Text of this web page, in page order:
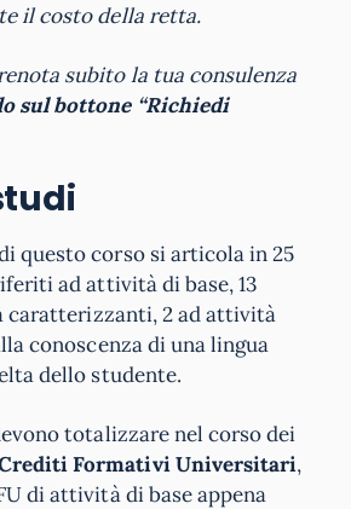
il costo della retta.
subito la tua consulenza
sul bottone “Richiedi
questo corso si articola in 25
ad attività di base, 13
2 ad attività
conoscenza di una lingua
dello studente.
totalizzare nel corso dei
Formativi Universitari,
di attività di base appena